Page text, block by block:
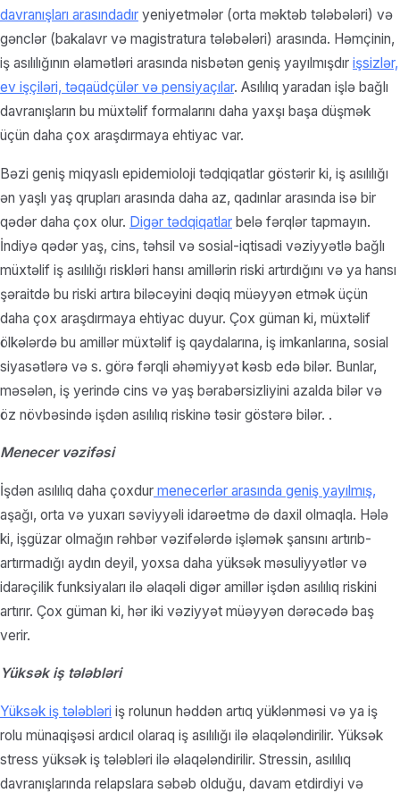
davranışları arasındadır yeniyetmələr (orta məktəb tələbələri) və
gənclər (bakalavr və magistratura tələbələri) arasında. Həmçinin,
iş asılılığının əlamətləri arasında nisbətən geniş yayılmışdır işsizlər,
ev işçiləri, təqaüdçülər və pensiyaçılar. Asılılıq yaradan işlə bağlı
davranışların bu müxtəlif formalarını daha yaxşı başa düşmək
üçün daha çox araşdırmaya ehtiyac var.
Bəzi geniş miqyaslı epidemioloji tədqiqatlar göstərir ki, iş asılılığı
ən yaşlı yaş qrupları arasında daha az, qadınlar arasında isə bir
qədər daha çox olur. Digər tədqiqatlar belə fərqlər tapmayın.
İndiyə qədər yaş, cins, təhsil və sosial-iqtisadi vəziyyətlə bağlı
müxtəlif iş asılılığı riskləri hansı amillərin riski artırdığını və ya hansı
şəraitdə bu riski artıra biləcəyini dəqiq müəyyən etmək üçün
daha çox araşdırmaya ehtiyac duyur. Çox güman ki, müxtəlif
ölkələrdə bu amillər müxtəlif iş qaydalarına, iş imkanlarına, sosial
siyasətlərə və s. görə fərqli əhəmiyyət kəsb edə bilər. Bunlar,
məsələn, iş yerində cins və yaş bərabərsizliyini azalda bilər və
öz növbəsində işdən asılılıq riskinə təsir göstərə bilər. .
Menecer vəzifəsi
İşdən asılılıq daha çoxdur menecerlər arasında geniş yayılmış,
aşağı, orta və yuxarı səviyyəli idarəetmə də daxil olmaqla. Hələ
ki, işgüzar olmağın rəhbər vəzifələrdə işləmək şansını artırıb-
artırmadığı aydın deyil, yoxsa daha yüksək məsuliyyətlər və
idarəçilik funksiyaları ilə əlaqəli digər amillər işdən asılılıq riskini
artırır. Çox güman ki, hər iki vəziyyət müəyyən dərəcədə baş
verir.
Yüksək iş tələbləri
Yüksək iş tələbləri iş rolunun həddən artıq yüklənməsi və ya iş
rolu münaqişəsi ardıcıl olaraq iş asılılığı ilə əlaqələndirilir. Yüksək
stress yüksək iş tələbləri ilə əlaqələndirilir. Stressin, asılılıq
davranışlarında relapslara səbəb olduğu, davam etdirdiyi və